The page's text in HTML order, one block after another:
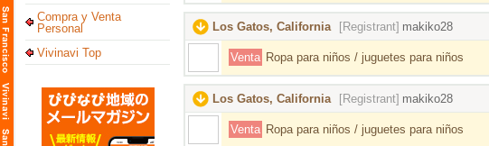
Compra y Venta
Personal
Vivinavi Top
Los Gatos, California [Registrant] makiko28
Venta Ropa para niños / juguetes para niños
Los Gatos, California [Registrant] makiko28
Venta Ropa para niños / juguetes para niños